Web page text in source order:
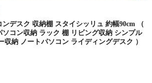
デスク 収納棚 スタイシッリュ 約幅90cm （
ソコン収納 ラック 棚 リビング収納 シンプル
収納 ノートパソコン ライディングデスク ）